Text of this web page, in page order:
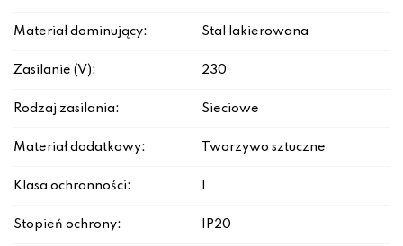
Materiał dominujący: Stal lakierowana
Zasilanie (V): 230
Rodzaj zasilania: Sieciowe
Materiał dodatkowy: Tworzywo sztuczne
Klasa ochronności:
Stopień ochrony: IP20